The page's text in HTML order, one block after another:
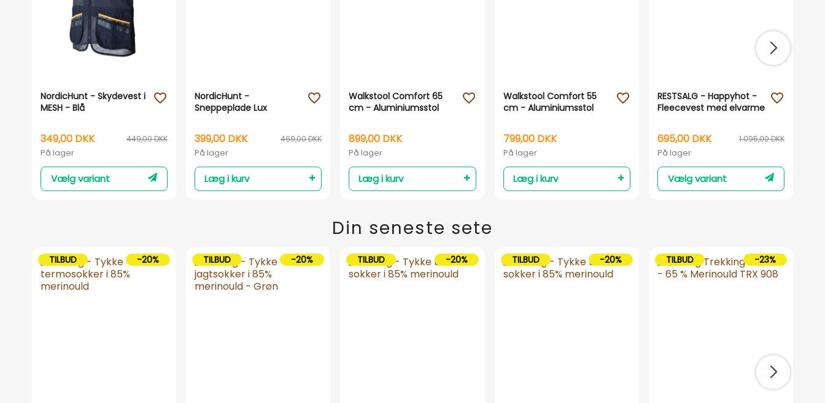
NordicHunt - Skydevest i
MESH - Blå
449,00 DKK
349,00 DKK
På lager
Vælg variant
favorite_outline
NordicHunt -
Sneppeplade Lux
469,00 DKK
399,00 DKK
På lager
Læg i kurv
favorite_outline
Walkstool Comfort 65
cm - Aluminiumsstol
899,00 DKK
På lager
Læg i kurv
favorite_outline
Walkstool Comfort 55
cm - Aluminiumsstol
799,00 DKK
På lager
Læg i kurv
favorite_outline
RESTSALG - Happyhot -
Fleecevest med elvarme
1.095,00 DKK
695,00 DKK
På lager
Vælg variant
favorite_outline
Din seneste sete
TILBUD -20% TILBUD -20% TILBUD -20% TILBUD -20% TILBUD -23%